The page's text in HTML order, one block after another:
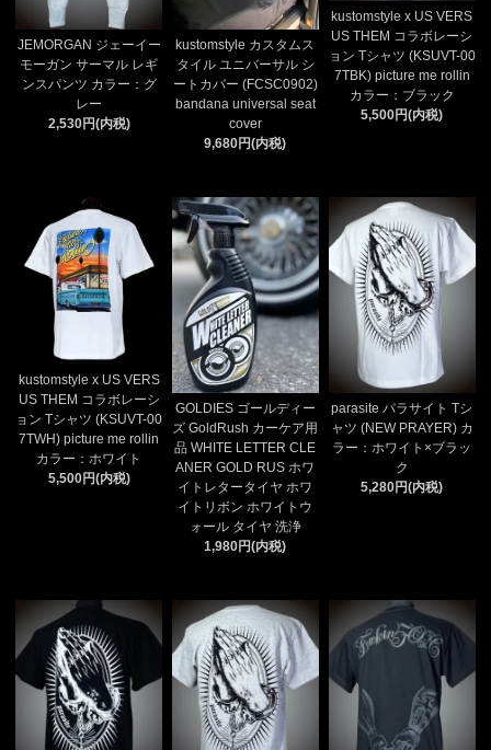
JEMORGAN ジェーイー
モーガン サーマル レギ
ンスパンツ カラー：グ
レー
2,530円(内税)
kustomstyle カスタムス
タイル ユニバーサル シ
ートカバー (FCSC0902)
bandana universal seat
cover
9,680円(内税)
kustomstyle x US VERS
US THEM コラボレーシ
ョン Tシャツ (KSUVT-00
7TBK) picture me rollin
カラー：ブラック
5,500円(内税)
kustomstyle x US VERS
US THEM コラボレーシ
ョン Tシャツ (KSUVT-00
7TWH) picture me rollin
カラー：ホワイト
5,500円(内税)
GOLDIES ゴールディー
ズ GoldRush カーケア用
品 WHITE LETTER CLE
ANER GOLD RUS ホワ
イトレタータイヤ ホワ
イトリボン ホワイトウ
ォール タイヤ 洗浄
1,980円(内税)
parasite パラサイト Tシ
ャツ (NEW PRAYER) カ
ラー：ホワイト×ブラッ
ク
5,280円(内税)